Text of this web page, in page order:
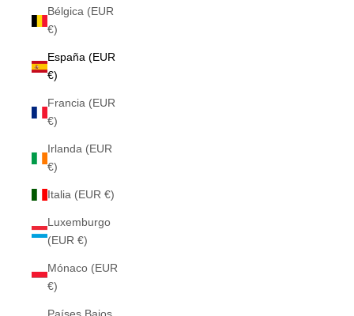
Bélgica (EUR
€)
España (EUR
€)
Francia (EUR
€)
Irlanda (EUR
€)
Italia (EUR €)
Luxemburgo
(EUR €)
Mónaco (EUR
€)